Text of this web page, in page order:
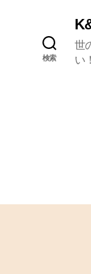
検索
世
い！